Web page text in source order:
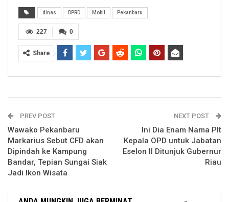
dinas DPRD Mobil Pekanbaru
0
227
Share
PREV POST
Wawako Pekanbaru
Markarius Sebut CFD akan
Dipindah ke Kampung
Bandar, Tepian Sungai Siak
Jadi Ikon Wisata
NEXT POST
Ini Dia Enam Nama Plt
Kepala OPD untuk Jabatan
Eselon II Ditunjuk Gubernur
Riau